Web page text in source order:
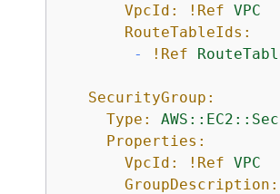
VpcId:
!Ref VPC
RouteTableIds:
-
!Ref
SecurityGroup:
Type:
Properties:
VpcId:
!Ref VPC
GroupDescription: